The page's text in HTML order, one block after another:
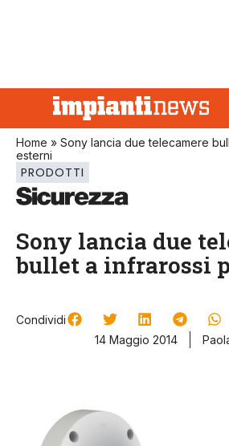
Home » Sony lancia due telecamere
esterni
PRODOTTI
Sony lancia due
bullet a infrarossi
Condividi
14 Maggio 2014